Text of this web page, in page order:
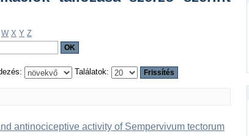
W X Y Z
Találatok:
antinociceptive activity of Sempervivum tectorum